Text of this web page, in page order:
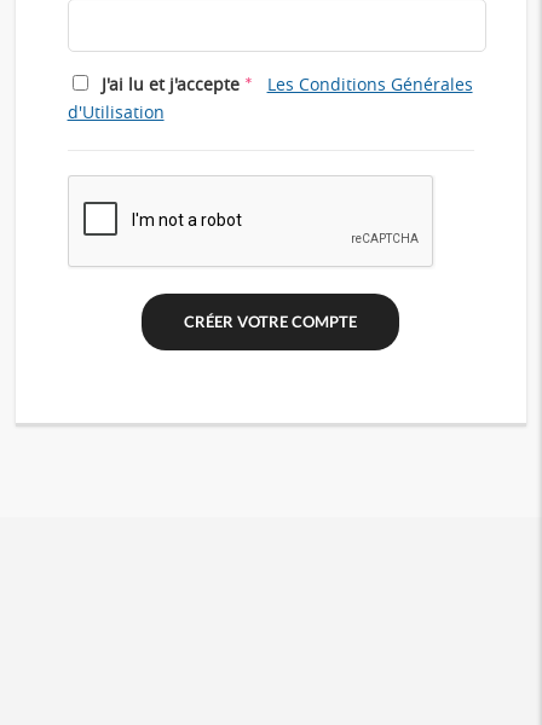
J'ai lu et j'accepte *
Les Conditions Générales
d'Utilisation